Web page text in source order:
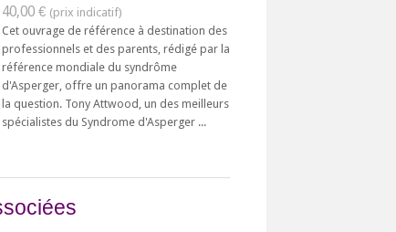
40,00 €
Cet ouvrage de référence à destination des
professionnels et des parents, rédigé par la
référence mondiale du syndrôme
d'Asperger, offre un panorama complet de
la question. Tony Attwood, un des meilleurs
spécialistes du Syndrome d'Asperger ...